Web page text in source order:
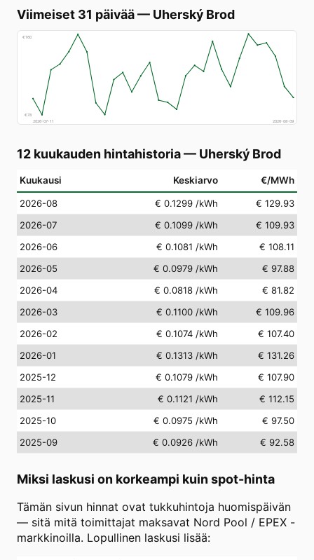
Viimeiset 31 päivää— Uherský Brod
€160
€78
2026-07-11
2026-08-09
12 kuukauden hintahistoria— Uherský Brod
Kuukausi Keskiarvo €/MWh
2026-08 € 0.1299 /kWh
€ 129.93
2026-07
€ 0.1099 /kWh
€ 109.93
2026-06
€ 0.1081 /kWh
€ 108.11
2026-05
€ 0.0979 /kWh
€ 97.88
2026-04
€ 0.0818 /kWh
€ 81.82
2026-03
€ 0.1100 /kWh
€ 109.96
2026-02
€ 0.1074 /kWh
€ 107.40
2026-01
€ 0.1313 /kWh
€ 131.26
2025-12
€ 0.1079 /kWh
€ 107.90
2025-11
€ 0.1121 /kWh
€ 112.15
2025-10
€ 0.0975 /kWh
€ 97.50
2025-09
€ 0.0926 /kWh € 92.58
Miksi laskusi on korkeampi kuin spot-hinta
Tämän sivun hinnat ovat tukkuhintoja huomispäivän
— sitä mitä toimittajat maksavat Nord Pool / EPEX -
markkinoilla. Lopullinen laskusi lisää: